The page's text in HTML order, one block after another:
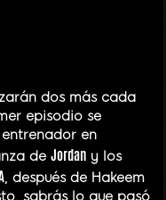
dos más cada
episodio se
en
de Jordany los
, después de Hakeem
sabrás lo que pasó